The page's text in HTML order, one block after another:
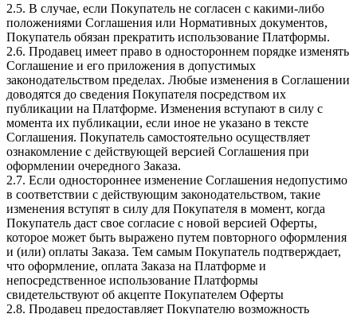
2.5. В случае, если Покупатель не согласен с какими-либо
положениями Соглашения или Нормативных документов,
Покупатель обязан прекратить использование Платформы.
2.6. Продавец имеет право в одностороннем порядке изменять
Соглашение и его приложения в допустимых
законодательством пределах. Любые изменения в Соглашении
доводятся до сведения Покупателя посредством их
публикации на Платформе. Изменения вступают в силу с
момента их публикации, если иное не указано в тексте
Соглашения. Покупатель самостоятельно осуществляет
ознакомление с действующей версией Соглашения при
оформлении очередного Заказа.
2.7. Если одностороннее изменение Соглашения недопустимо
в соответствии с действующим законодательством, такие
изменения вступят в силу для Покупателя в момент, когда
Покупатель даст свое согласие с новой версией Оферты,
которое может быть выражено путем повторного оформления
и (или) оплаты Заказа. Тем самым Покупатель подтверждает,
что оформление, оплата Заказа на Платформе и
непосредственное использование Платформы
свидетельствуют об акцепте Покупателем Оферты
2.8. Продавец предоставляет Покупателю возможность